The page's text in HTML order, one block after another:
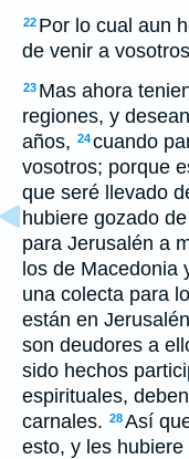
22 Por lo cual aun
de venir a
23 Mas ahora
regiones, y
años, 24cuando
vosotros; porque
que seré llevado
hubiere gozado
para Jerusalén a
los de Macedonia
una colecta para
están en
son deudores a
sido hechos
espirituales,
carnales. 28Así
esto, y les